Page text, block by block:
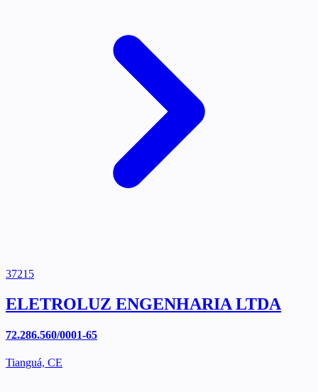
37215
ELETROLUZ ENGENHARIA LTDA
72.286.560/0001-65
Tianguá, CE